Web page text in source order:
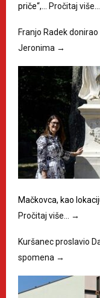
priče“,…
Pročitaj više…
Franjo Radek
Jeronima →
Mačkovca, kao
Pročitaj više…
→
Kuršanec proslavio
spomena →